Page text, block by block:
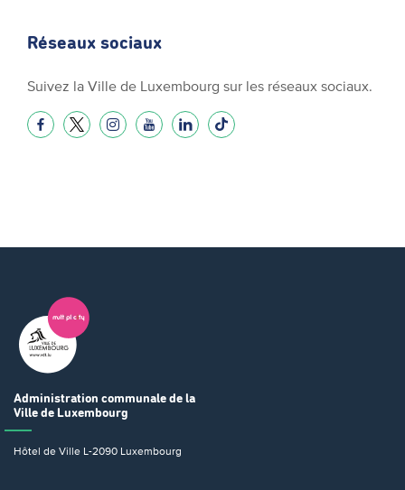
Réseaux sociaux
Suivez la Ville de Luxembourg sur les réseaux sociaux.
Administration communale de la
Ville de Luxembourg
Hôtel de Ville L-2090 Luxembourg